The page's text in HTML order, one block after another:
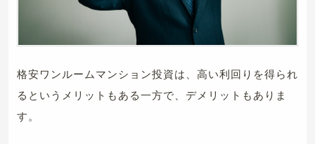
格安ワンルームマンション投資は、高い利回りを得られ
るというメリットもある一方で、デメリットもありま
す。